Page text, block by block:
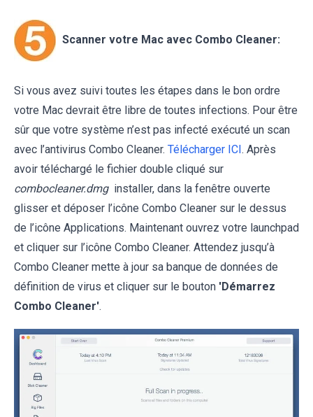
Scanner votre Mac avec Combo Cleaner:
Si vous avez suivi toutes les étapes dans le bon ordre
votre Mac devrait être libre de toutes infections. Pour être
sûr que votre système n’est pas infecté exécuté un scan
avec l’antivirus Combo Cleaner. Télécharger ICI. Après
avoir téléchargé le fichier double cliqué sur
combocleaner.dmg installer, dans la fenêtre ouverte
glisser et déposer l’icône Combo Cleaner sur le dessus
de l’icône Applications. Maintenant ouvrez votre launchpad
et cliquer sur l’icône Combo Cleaner. Attendez jusqu’à
Combo Cleaner mette à jour sa banque de données de
définition de virus et cliquer sur le bouton 'Démarrez
Combo Cleaner'.